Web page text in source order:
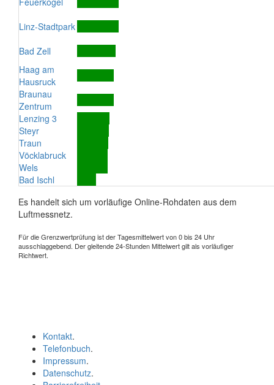
Linz-Stadtpark
Bad Zell
Haag am
Hausruck
Braunau
Zentrum
Lenzing 3
Steyr
Traun
Vöcklabruck
Wels
Bad Ischl
Es handelt sich um vorläufige Online-Rohdaten aus dem
Luftmessnetz.
Für die Grenzwertprüfung ist der Tagesmittelwert von 0 bis 24 Uhr
ausschlaggebend. Der gleitende 24-Stunden Mittelwert gilt als vorläufiger
Richtwert.
Kontakt.
Telefonbuch.
Impressum.
Datenschutz.